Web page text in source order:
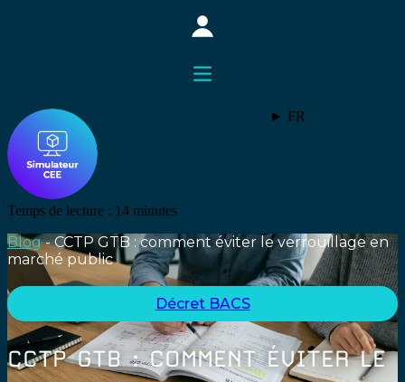
FR
Temps de lecture : 14 minutes
Blog-CCTP GTB : comment éviter le verrouillage en
marché public
Décret BACS
CCTP GTB : COMMENT ÉVITER LE